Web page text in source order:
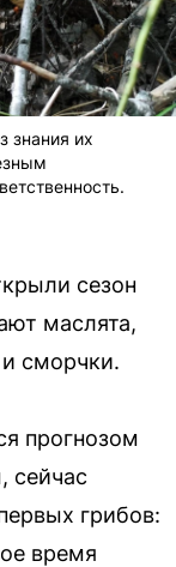
знания их
сезон
маслята,
сморчки.
прогнозом
сейчас
грибов:
время